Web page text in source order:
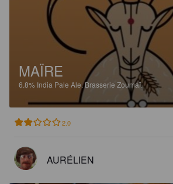
MAÏRE
6.8% India Pale Ale.Brasserie Zoumaï.
2.0
AURÉLIEN